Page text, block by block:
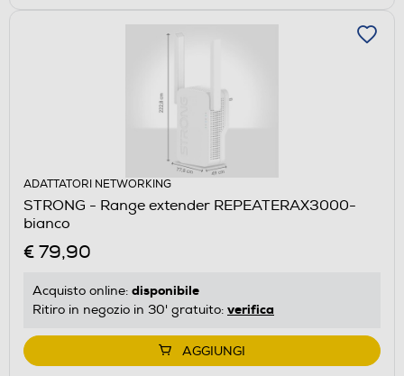
ADATTATORI NETWORKING
STRONG - Range extender REPEATERAX3000-
bianco
€ 79,90
Acquisto online: disponibile
Ritiro in negozio in 30' gratuito: verifica
AGGIUNGI